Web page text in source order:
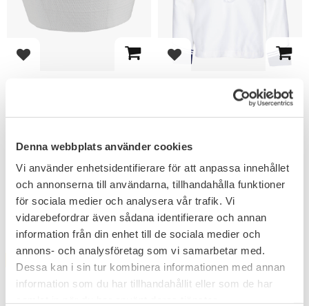
Denna webbplats använder cookies
Vi använder enhetsidentifierare för att anpassa innehållet
och annonserna till användarna, tillhandahålla funktioner
för sociala medier och analysera vår trafik. Vi
vidarebefordrar även sådana identifierare och annan
information från din enhet till de sociala medier och
annons- och analysföretag som vi samarbetar med.
Dessa kan i sin tur kombinera informationen med annan
information som du har tillhandahållit eller som de har
Add to favorites
Sjömansmössa
Add to favorites
Sjömansskjorta
Långärmad Vit
sjömansskjorta i 65% bomull
35% polyester.